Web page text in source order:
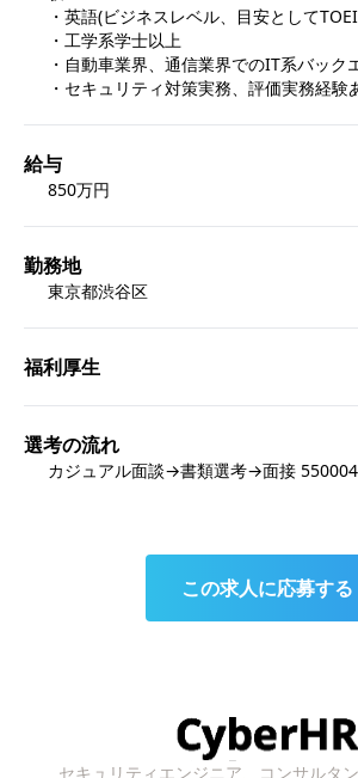
・英語(ビジネスレベル、目安として
・工学系学士以上
・自動車業界、通信業界でのIT系バック
・セキュリティ対策実務、評価実務経験
給与
850万円
勤務地
東京都渋谷区
福利厚生
選考の流れ
カジュアル面談→書類選考→面接
この求人に応募する
セキュリティエンジニア、コンサルタ